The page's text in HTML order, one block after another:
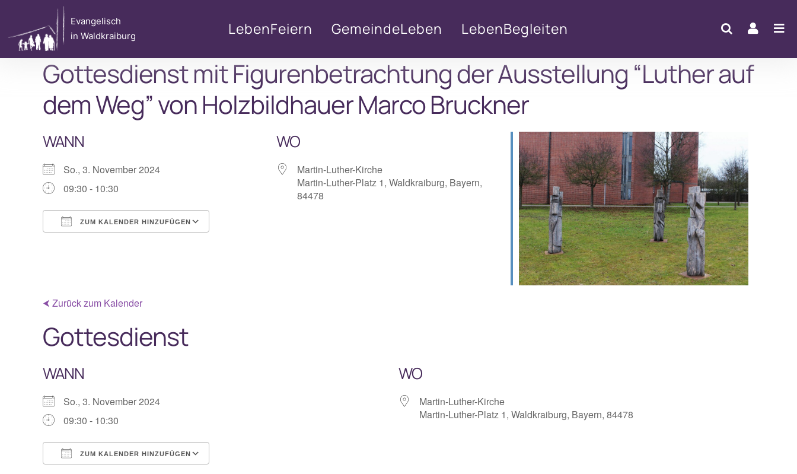
springen
Evangelisch
in Waldkraiburg
LebenFeiern GemeindeLeben LebenBegleiten
Gottesdienst mit Figurenbetrachtung der Ausstellung “Luther auf
dem Weg” von Holzbildhauer Marco Bruckner
WANN
So., 3. November 2024
09:30 - 10:30
ZUM KALENDER HINZUFÜGEN
Office 365 Outlook Live
WO
Martin-Luther-Kirche
Martin-Luther-Platz 1, Waldkraiburg, Bayern,
84478
⮜ Zurück zum Kalender
Gottesdienst
WANN
So., 3. November 2024
09:30 - 10:30
ZUM KALENDER HINZUFÜGEN
WO
Martin-Luther-Kirche
Martin-Luther-Platz 1, Waldkraiburg, Bayern, 84478